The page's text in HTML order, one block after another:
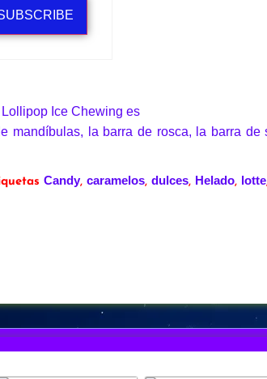
Ice Chewing es
mandíbulas, la barra de rosca, la barra de
Candy, caramelos, dulces, Helado, lotte